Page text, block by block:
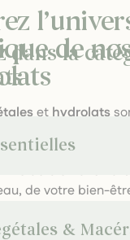
de
et hydrolats
l’environnement.
de bienfaits
de votre bien-
dans la
&